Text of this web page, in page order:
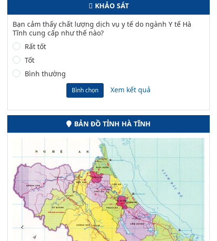
KHẢO SÁT
Bạn cảm thấy chất lượng dịch vụ y tế do ngành Y tế Hà
Tĩnh cung cấp như thế nào?
Rất tốt
Tốt
Bình thường
Bình chọn Xem kết quả
BẢN ĐỒ TỈNH HÀ TĨNH